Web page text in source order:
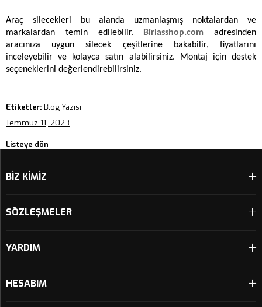
Araç silecekleri bu alanda uzmanlaşmış noktalardan ve
markalardan temin edilebilir.
Birlasshop.com adresinden
aracınıza uygun silecek çeşitlerine bakabilir, fiyatlarını
inceleyebilir ve kolayca satın alabilirsiniz. Montaj için destek
seçeneklerini değerlendirebilirsiniz.
Etiketler: Blog Yazısı
Temmuz 11, 2023
Listeye dön
BİZ KİMİZ
SÖZLEŞMELER
YARDIM
HESABIM